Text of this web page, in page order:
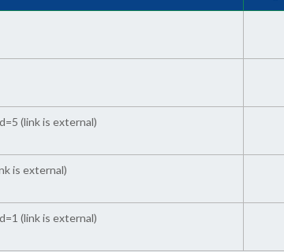
(link is external)
is external)
(link is external)